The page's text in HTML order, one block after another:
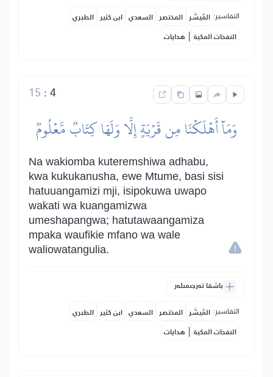
التفاسير: المُيسَّر المختصر السعدي ابن كثير الطبري
النفحات المكية | هدايات
4
:
15
وَمَآ أَهۡلَكۡنَا مِن قَرۡيَةٍ إِلَّا وَلَهَا كِتَابٞ مَّعۡلُومٞ
Na wakiomba kuteremshiwa adhabu,
kwa kukukanusha, ewe Mtume, basi sisi
hatuuangamizi mji, isipokuwa uwapo
wakati wa kuangamizwa
umeshapangwa; hatutawaangamiza
mpaka waufikie mfano wa wale
waliowatangulia.
باشقا تەرجىمىلەر
التفاسير: المُيسَّر المختصر السعدي ابن كثير الطبري
النفحات المكية | هدايات